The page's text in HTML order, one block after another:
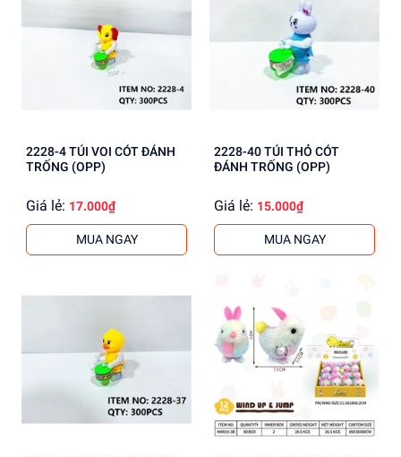
2228-4 TÚI VOI CÓT ĐÁNH
TRỐNG (OPP)
Giá lẻ: 17.000₫
MUA NGAY
2228-40 TÚI THỎ CÓT
ĐÁNH TRỐNG (OPP)
Giá lẻ: 15.000₫
MUA NGAY